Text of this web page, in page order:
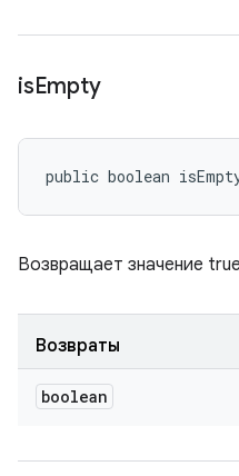
isEmpty
public boolean
Возвращает значение
Возвраты
boolean